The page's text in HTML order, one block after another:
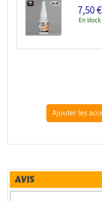
7,50 €
En stock
VMS CM12 Flexy 5K CA for 3D -
AVIS